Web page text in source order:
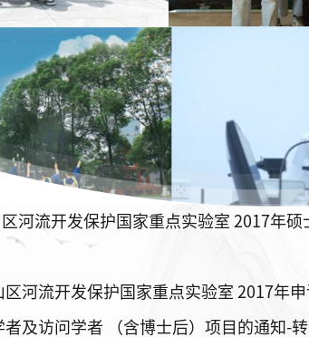
及访问学者 （含博士后）项目的通知-转